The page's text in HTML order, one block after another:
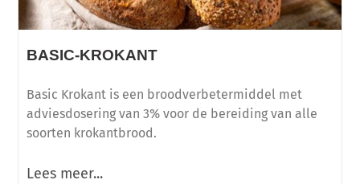
BASIC-KROKANT
Basic Krokant is een broodverbetermiddel met
adviesdosering van 3% voor de bereiding van alle
soorten krokantbrood.
Lees meer...